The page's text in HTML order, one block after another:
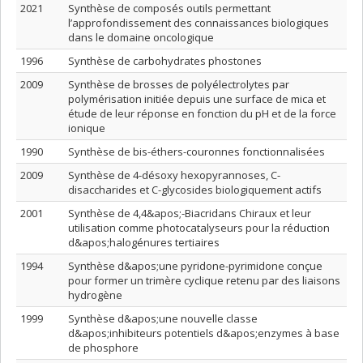
2021
Synthèse de composés outils permettant
l’approfondissement des connaissances biologiques
dans le domaine oncologique
1996
Synthèse de carbohydrates phostones
2009
Synthèse de brosses de polyélectrolytes par
polymérisation initiée depuis une surface de mica et
étude de leur réponse en fonction du pH et de la force
ionique
1990
Synthèse de bis-éthers-couronnes fonctionnalisées
2009
Synthèse de 4-désoxy hexopyrannoses, C-
disaccharides et C-glycosides biologiquement actifs
2001
Synthèse de 4,4&apos;-Biacridans Chiraux et leur
utilisation comme photocatalyseurs pour la réduction
d&apos;halogénures tertiaires
1994
Synthèse d&apos;une pyridone-pyrimidone conçue
pour former un trimère cyclique retenu par des liaisons
hydrogène
1999
Synthèse d&apos;une nouvelle classe
d&apos;inhibiteurs potentiels d&apos;enzymes à base
de phosphore